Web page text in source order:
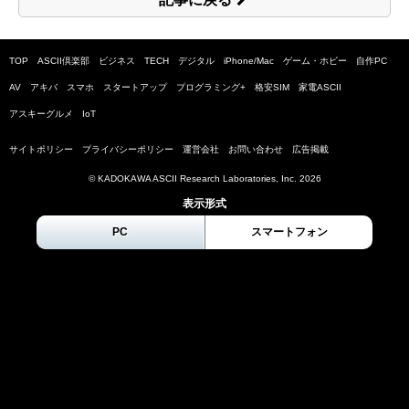
TOP ASCII倶楽部 ビジネス TECH デジタル iPhone/Mac ゲーム・ホビー 自作PC
AV アキバ スマホ スタートアップ プログラミング+ 格安SIM 家電ASCII
アスキーグルメ IoT
サイトポリシー プライバシーポリシー 運営会社 お問い合わせ 広告掲載
© KADOKAWA ASCII Research Laboratories, Inc. 2026
表示形式
PC スマートフォン